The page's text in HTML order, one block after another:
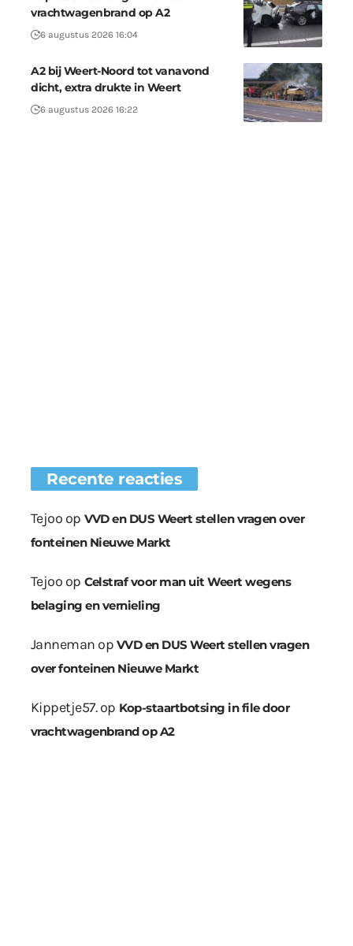
vrachtwagenbrand op A2
6 augustus 2026 16:04
A2 bij Weert-Noord tot vanavond
dicht, extra drukte in Weert
6 augustus 2026 16:22
Recente reacties
Tejoo op VVD en DUS Weert stellen vragen over
fonteinen Nieuwe Markt
Tejoo op Celstraf voor man uit Weert wegens
belaging en vernieling
Janneman op VVD en DUS Weert stellen vragen
over fonteinen Nieuwe Markt
Kippetje57.op Kop-staartbotsing in file door
vrachtwagenbrand op A2